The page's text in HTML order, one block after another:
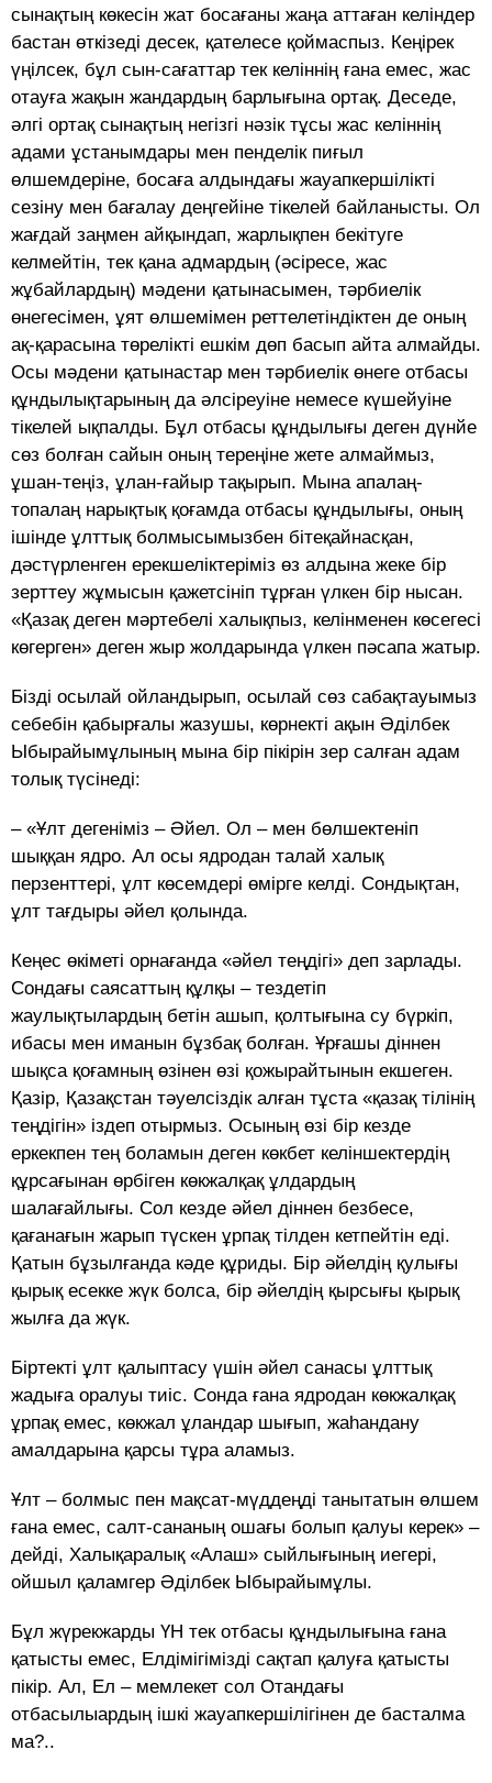
сынақтың көкесін жат босағаны жаңа аттаған келіндер
бастан өткізеді десек, қателесе қоймаспыз. Кеңірек
үңілсек, бұл сын-сағаттар тек келіннің ғана емес, жас
отауға жақын жандардың барлығына ортақ. Деседе,
әлгі ортақ сынақтың негізгі нәзік тұсы жас келіннің
адами ұстанымдары мен пенделік пиғыл
өлшемдеріне, босаға алдындағы жауапкершілікті
сезіну мен бағалау деңгейіне тікелей байланысты. Ол
жағдай заңмен айқындап, жарлықпен бекітуге
келмейтін, тек қана адмардың (әсіресе, жас
жұбайлардың) мәдени қатынасымен, тәрбиелік
өнегесімен, ұят өлшемімен реттелетіндіктен де оның
ақ-қарасына төрелікті ешкім дөп басып айта алмайды.
Осы мәдени қатынастар мен тәрбиелік өнеге отбасы
құндылықтарының да әлсіреуіне немесе күшейуіне
тікелей ықпалды. Бұл отбасы құндылығы деген дүнйе
сөз болған сайын оның тереңіне жете алмаймыз,
ұшан-теңіз, ұлан-ғайыр тақырып. Мына апалаң-
топалаң нарықтық қоғамда отбасы құндылығы, оның
ішінде ұлттық болмысымызбен бітеқайнасқан,
дәстүрленген ерекшеліктеріміз өз алдына жеке бір
зерттеу жұмысын қажетсініп тұрған үлкен бір нысан.
«Қазақ деген мәртебелі халықпыз, келінменен көсегесі
көгерген» деген жыр жолдарында үлкен пәсапа жатыр.
Бізді осылай ойландырып, осылай сөз сабақтауымыз
себебін қабырғалы жазушы, көрнекті ақын Әділбек
Ыбырайымұлының мына бір пікірін зер салған адам
толық түсінеді:
– «Ұлт дегеніміз – Әйел. Ол – мен бөлшектеніп
шыққан ядро. Ал осы ядродан талай халық
перзенттері, ұлт көсемдері өмірге келді. Сондықтан,
ұлт тағдыры әйел қолында.
Кеңес өкiметi орнағанда «әйел теңдiгi» деп зарлады.
Сондағы саясаттың құлқы – тездетiп
жаулықтылардың бетiн ашып, қолтығына су бүркiп,
ибасы мен иманын бұзбақ болған. Ұрғашы дiннен
шықса қоғамның өзiнен өзi қожырайтынын екшеген.
Қазiр, Қазақстан тәуелсiздiк алған тұста «қазақ тiлiнiң
теңдiгiн» iздеп отырмыз. Осының өзi бiр кезде
еркекпен тең боламын деген көкбет келiншектердiң
құрсағынан өрбіген көкжалқақ ұлдардың
шалағайлығы. Сол кезде әйел дiннен безбесе,
қағанағын жарып түскен ұрпақ тiлден кетпейтiн едi.
Қатын бұзылғанда кәде құриды. Бiр әйелдiң қулығы
қырық есекке жүк болса, бiр әйелдiң қырсығы қырық
жылға да жүк.
Біртекті ұлт қалыптасу үшін әйел санасы ұлттық
жадыға оралуы тиіс. Сонда ғана ядродан көкжалқақ
ұрпақ емес, көкжал ұландар шығып, жаһандану
амалдарына қарсы тұра аламыз.
Ұлт – болмыс пен мақсат-мүддеңді танытатын өлшем
ғана емес, салт-сананың ошағы болып қалуы керек» –
дейді, Халықаралық «Алаш» сыйлығының иегері,
ойшыл қаламгер Әділбек Ыбырайымұлы.
Бұл жүрекжарды ҮН тек отбасы құндылығына ғана
қатысты емес, Елдімігімізді сақтап қалуға қатысты
пікір. Ал, Ел – мемлекет сол Отандағы
отбасылыардың ішкі жауапкершілігінен де басталма
ма?..